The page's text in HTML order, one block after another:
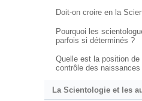
Doit-on croire en la
Pourquoi les
parfois si déterminés ?
Quelle est la position
contrôle des naissances
La Scientologie et les